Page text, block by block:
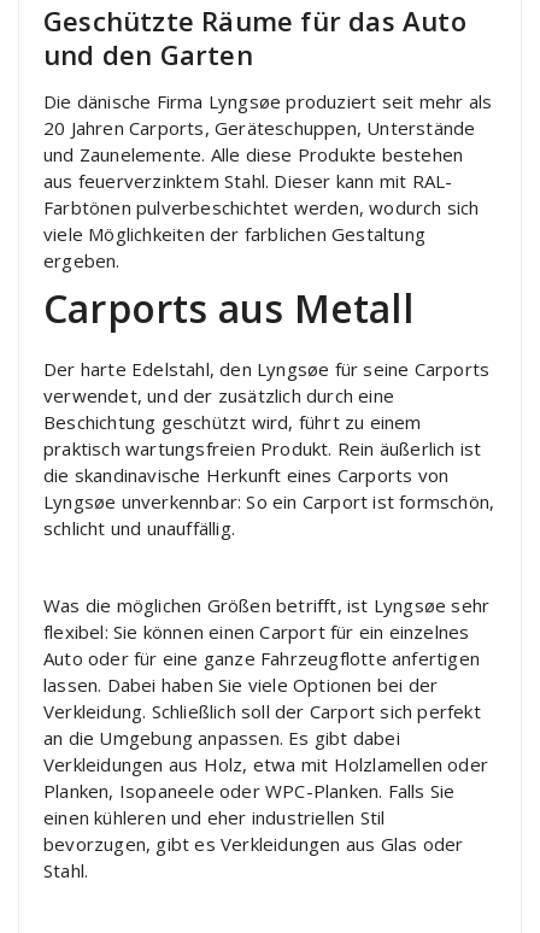
Geschützte Räume für das Auto
und den Garten
Die dänische Firma Lyngsøe produziert seit mehr als
20 Jahren Carports, Geräteschuppen, Unterstände
und Zaunelemente. Alle diese Produkte bestehen
aus feuerverzinktem Stahl. Dieser kann mit RAL-
Farbtönen pulverbeschichtet werden, wodurch sich
viele Möglichkeiten der farblichen Gestaltung
ergeben.
Carports aus Metall
Der harte Edelstahl, den Lyngsøe für seine Carports
verwendet, und der zusätzlich durch eine
Beschichtung geschützt wird, führt zu einem
praktisch wartungsfreien Produkt. Rein äußerlich ist
die skandinavische Herkunft eines Carports von
Lyngsøe unverkennbar: So ein Carport ist formschön,
schlicht und unauffällig.
Was die möglichen Größen betrifft, ist Lyngsøe sehr
flexibel: Sie können einen Carport für ein einzelnes
Auto oder für eine ganze Fahrzeugflotte anfertigen
lassen. Dabei haben Sie viele Optionen bei der
Verkleidung. Schließlich soll der Carport sich perfekt
an die Umgebung anpassen. Es gibt dabei
Verkleidungen aus Holz, etwa mit Holzlamellen oder
Planken, Isopaneele oder WPC-Planken. Falls Sie
einen kühleren und eher industriellen Stil
bevorzugen, gibt es Verkleidungen aus Glas oder
Stahl.